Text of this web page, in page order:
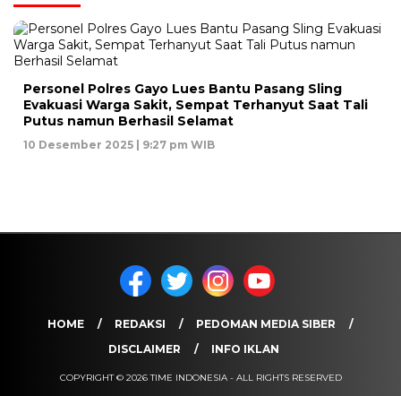
Personel Polres Gayo Lues Bantu Pasang Sling
Evakuasi Warga Sakit, Sempat Terhanyut Saat Tali
Putus namun Berhasil Selamat
10 Desember 2025 | 9:27 pm WIB
HOME REDAKSI
PEDOMAN MEDIA SIBER
DISCLAIMER
INFO IKLAN
COPYRIGHT © 2026 TIME INDONESIA - ALL RIGHTS RESERVED